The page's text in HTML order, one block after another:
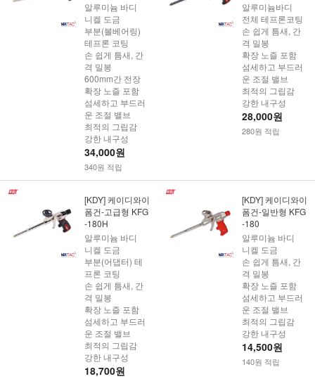
알루미늄 바디
니켈 도금
부분(볼베어링)
테프론 코팅
손 쉽게 틈새, 간
격 밀봉
600mm간 전장
확장 노즐 포함
섬세하고 부드러
운 조절 밸브
최적의 그립감
강한 내구성
34,000원
340원 적립
알루미늄바디
전체 테프론코팅
손 쉽게 틈새, 간
격 밀봉
확장 노즐 포함
섬세하고 부드러
운 조절 밸브
최적의 그립감
강한 내구성
28,000원
280원 적립
[KDY] 케이디와이
폼건-고급형 KFG
-180H
알루미늄 바디
니켈 도금
부분(어댑터) 테
프론 코팅
손 쉽게 틈새, 간
격 밀봉
확장 노즐 포함
섬세하고 부드러
운 조절 밸브
최적의 그립감
강한 내구성
18,700원
[KDY] 케이디와이
폼건-일반형 KFG
-180
알루미늄 바디
니켈 도금
손 쉽게 틈새, 간
격 밀봉
확장 노즐 포함
섬세하고 부드러
운 조절 밸브
최적의 그립감
강한 내구성
14,500원
140원 적립